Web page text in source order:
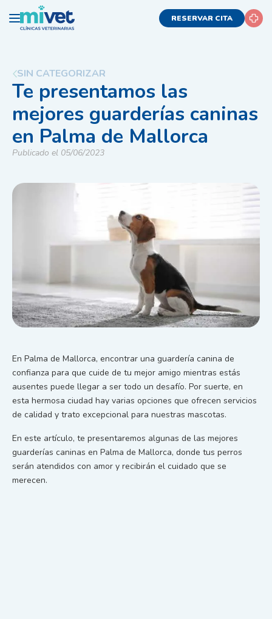
RESERVAR CITA
SIN CATEGORIZAR
Te presentamos las
mejores guarderías caninas
en Palma de Mallorca
Publicado el 05/06/2023
En Palma de Mallorca, encontrar una guardería canina de
confianza para que cuide de tu mejor amigo mientras estás
ausentes puede llegar a ser todo un desafío. Por suerte, en
esta hermosa ciudad hay varias opciones que ofrecen servicios
de calidad y trato excepcional para nuestras mascotas.
En este artículo, te presentaremos algunas de las mejores
guarderías caninas en Palma de Mallorca, donde tus perros
serán atendidos con amor y recibirán el cuidado que se
merecen.